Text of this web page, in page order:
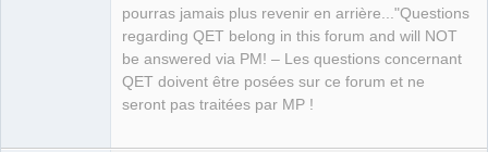
pourras jamais plus revenir en arrière..."Questions
regarding QET belong in this forum and will NOT
be answered via PM! – Les questions concernant
QET doivent être posées sur ce forum et ne
seront pas traitées par MP !